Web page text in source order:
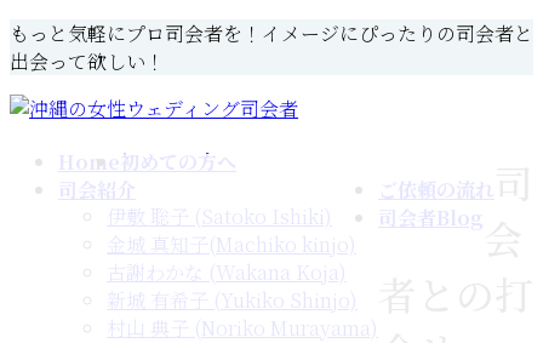
コ
ン
テ
ン
ナ
ビ
ゲ
ー
もっと気軽にプロ司会者を！イメージにぴったりの司会者と
出会って欲しい！
Home初めての方へ
司会紹介
伊敷 聡子 (Satoko Ishiki)
金城 真知子(Machiko kinjo)
古謝わかな (Wakana Koja)
新城 有希子 (Yukiko Shinjo)
村山 典子 (Noriko Murayama)
ご依頼の流れ
司会者Blog